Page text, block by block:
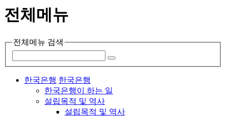
전체메뉴
전체메뉴 검색
한국은행 한국은행
한국은행이 하는 일
설립목적 및 역사
설립목적 및 역사